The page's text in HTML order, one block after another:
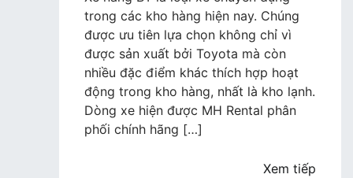
BT
–
Phương
tiện
vận
chuyển
chuyên
trong các kho hàng hiện nay. Chúng
được ưu tiên lựa chọn không chỉ vì
được sản xuất bởi Toyota mà còn
nhiều đặc điểm khác thích hợp hoạt
động trong kho hàng, nhất là kho lạnh.
Dòng xe hiện được MH Rental phân
phối chính hãng […]
Xem tiếp